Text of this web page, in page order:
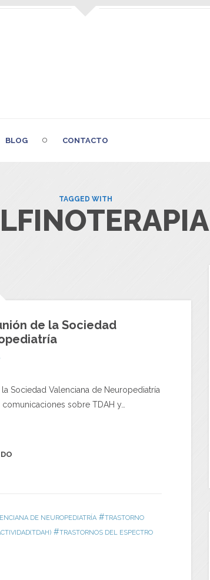
BLOG CONTACTO
TAGGED WITH
de la Sociedad
Sociedad Valenciana de Neuropediatría
sobre TDAH y…
DE NEUROPEDIATRÍA#TRASTORNO
#TRASTORNOS DEL ESPECTRO